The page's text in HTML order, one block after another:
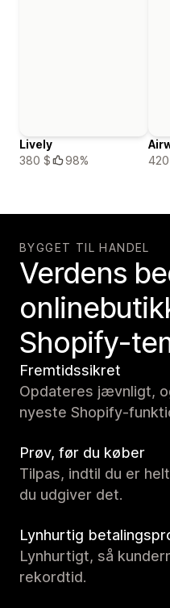
Lively
380 $
98%
BYGGET TIL HANDEL
Verdens
Shopify-
Fremtidssikret
Opdateres jævnligt,
nyeste Shopify-
Prøv, før du køber
Tilpas, indtil du er
du udgiver det.
Lynhurtig
Lynhurtigt, så
rekordtid.